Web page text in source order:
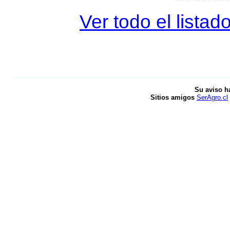
Ver todo el
Su aviso
Sitios amigos SerAgro.cl